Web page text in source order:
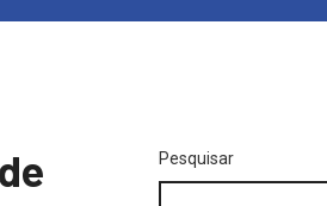
Pesquisar